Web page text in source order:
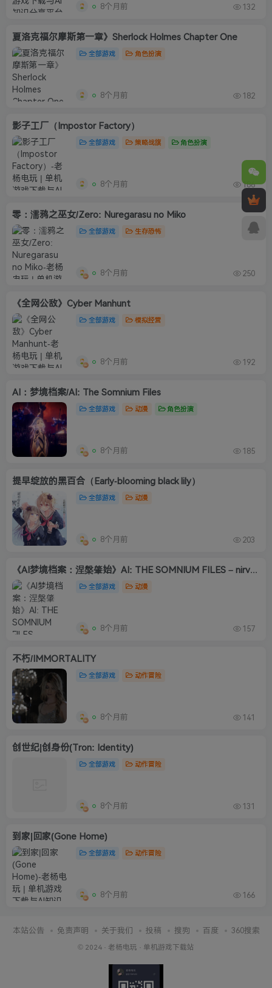
8个月前 132
夏洛克福尔摩斯第一章》Sherlock Holmes Chapter One
全部游戏 角色扮演
8个月前 182
影子工厂（Impostor Factory）
全部游戏 策略战旗 角色扮演
8个月前 186
零：濡鸦之巫女/Zero: Nuregarasu no Miko
全部游戏 生存恐怖
8个月前 250
《全网公敌》Cyber Manhunt
全部游戏 模拟经营
8个月前 192
AI：梦境档案/AI: The Somnium Files
全部游戏 动漫 角色扮演
8个月前 185
提早绽放的黑百合（Early-blooming black lily）
全部游戏 动漫
8个月前 203
《AI梦境档案：涅槃肇始》AI: THE SOMNIUM FILES – nirvanA Init
全部游戏 动漫
8个月前 157
不朽/IMMORTALITY
全部游戏 动作冒险
8个月前 141
创世纪|创身份(Tron: Identity)
全部游戏 动作冒险
8个月前 131
到家|回家(Gone Home)
全部游戏 动作冒险
8个月前 166
本站公告 免责声明 关于我们 投稿 搜狗 百度 360搜索
© 2024 · 老杨电玩 · 单机游戏下载站